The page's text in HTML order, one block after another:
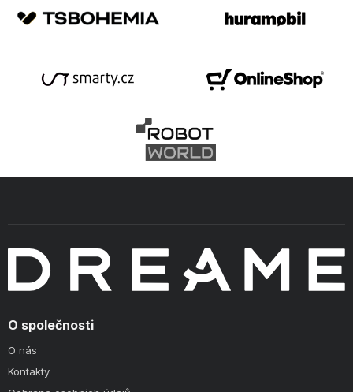
O společnosti
O nás
Kontakty